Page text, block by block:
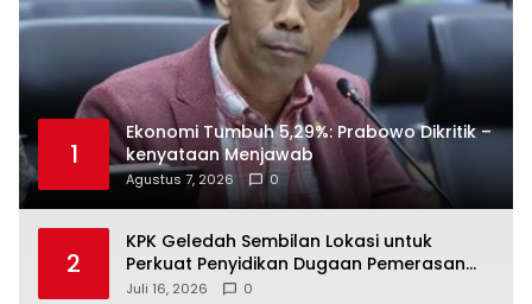
1
Ekonomi Tumbuh 5,29%: Prabowo Dikritik –
kenyataan Menjawab
Agustus 7, 2026 0
2
KPK Geledah Sembilan Lokasi untuk
Perkuat Penyidikan Dugaan Pemerasan
Bupati Sukoharjo Nonaktif
Juli 16, 2026 0